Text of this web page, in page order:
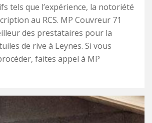
tels que l’expérience, la notoriété
au RCS. MP Couvreur 71
des prestataires pour la
de rive à Leynes. Si vous
faites appel à MP